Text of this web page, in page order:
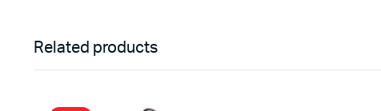
Related products